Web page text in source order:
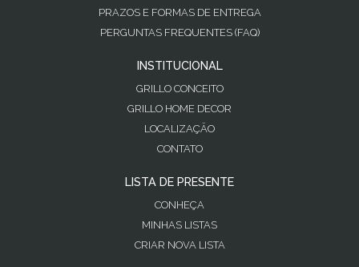
PRAZOS E FORMAS DE ENTREGA
PERGUNTAS FREQUENTES (FAQ)
INSTITUCIONAL
GRILLO CONCEITO
GRILLO HOME DECOR
LOCALIZAÇÃO
CONTATO
LISTA DE PRESENTE
CONHEÇA
MINHAS LISTAS
CRIAR NOVA LISTA